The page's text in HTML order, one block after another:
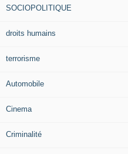
SOCIOPOLITIQUE
droits humains
terrorisme
Automobile
Cinema
Criminalité